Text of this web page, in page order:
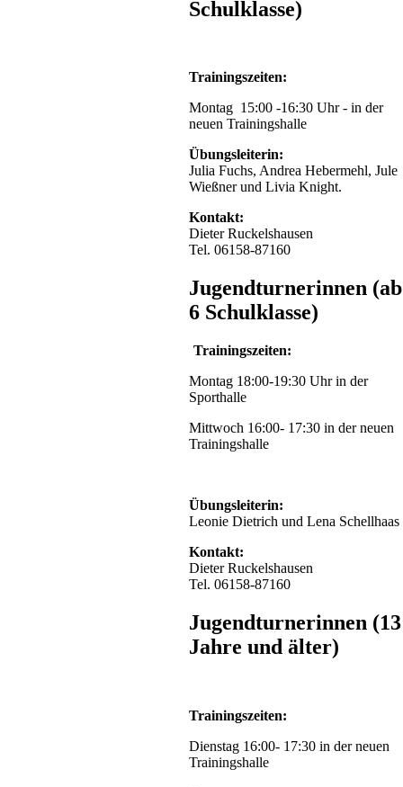
Schulklasse)
Trainingszeiten:
Montag 15:00 -16:30 Uhr - in der
neuen Trainingshalle
Übungsleiterin:
Julia Fuchs, Andrea Hebermehl, Jule
Wießner und Livia Knight.
Kontakt:
Dieter Ruckelshausen
Tel. 06158-87160
Jugendturnerinnen (ab
6 Schulklasse)
Trainingszeiten:
Montag 18:00-19:30 Uhr in der
Sporthalle
Mittwoch 16:00- 17:30 in der neuen
Trainingshalle
Übungsleiterin:
Leonie Dietrich und Lena Schellhaas
Kontakt:
Dieter Ruckelshausen
Tel. 06158-87160
Jugendturnerinnen (13
Jahre und älter)
Trainingszeiten:
Dienstag 16:00- 17:30 in der neuen
Trainingshalle